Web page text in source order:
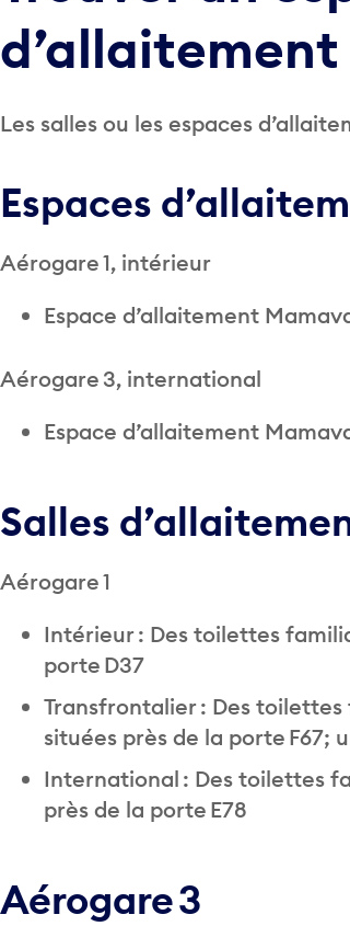
d’allaitement
Les salles ou les espaces
Espaces
Aérogare 1, intérieur
Espace d’allaitement
Aérogare 3, international
Espace d’allaitement
Salles
Aérogare 1
Intérieur : Des toilettes
porte D37
Transfrontalier : Des
situées près de la porte F67;
International : Des toilettes
près de la porte E78
Aérogare 3